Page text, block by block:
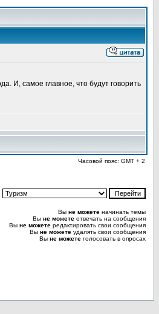
И, самое главное, что будут говорить
Часовой пояс: GMT + 2
Вы не можете начинать темы
Вы не можете отвечать на сообщения
Вы не можете редактировать свои сообщения
Вы не можете удалять свои сообщения
Вы не можете голосовать в опросах